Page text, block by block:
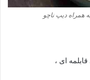
همراه دیپ ناچو
ای ،